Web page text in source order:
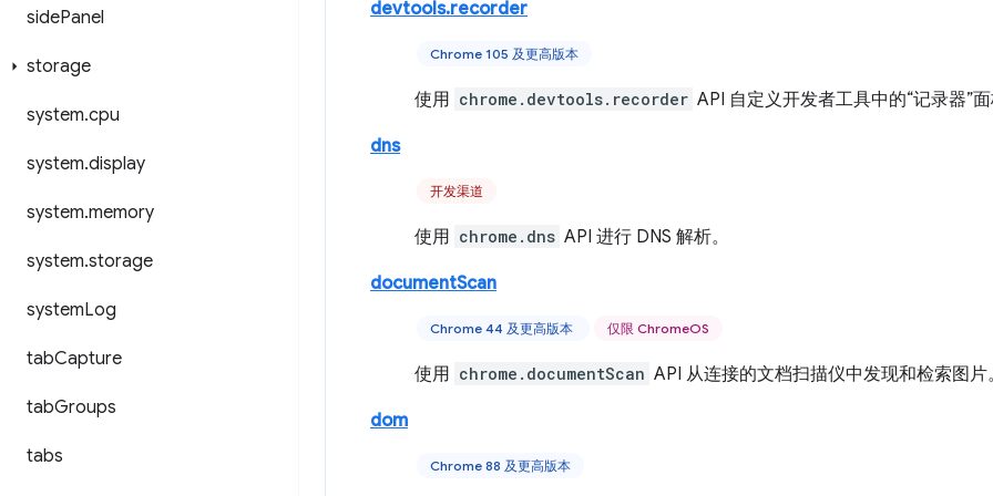
sidePanel
storage
system.cpu
system.display
system.memory
system.storage
systemLog
tabCapture
tabGroups
tabs
devtools.recorder
Chrome 105 及更高版本
使用 chrome.devtools.recorder API 自定义开发者工具中的“记录器”面
dns
开发渠道
使用 chrome.dns API 进行 DNS 解析。
documentScan
Chrome 44 及更高版本 仅限 ChromeOS
使用 chrome.documentScan API 从连接的文档扫描仪中发现和检索图片。
dom
Chrome 88 及更高版本